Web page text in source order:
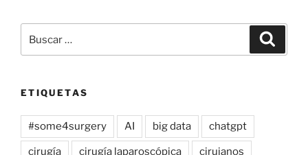
por:
ETIQUETAS
#some4surgery AI big data chatgpt
cirugía cirugía laparoscópica cirujanos